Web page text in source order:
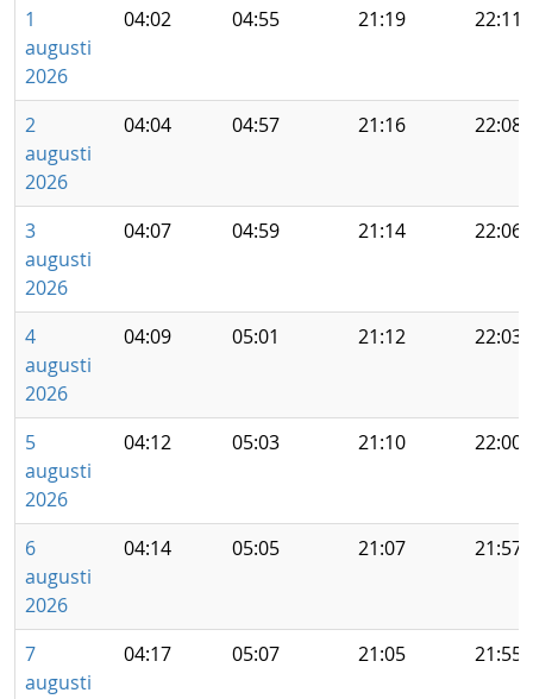
1
augusti
2026
04:02 04:55 21:19 22:11
2
augusti
2026
04:04 04:57 21:16 22:08
3
augusti
2026
04:07 04:59 21:14 22:06
4
augusti
2026
04:09 05:01 21:12 22:03
5
augusti
2026
04:12 05:03 21:10 22:00
6
augusti
2026
04:14 05:05 21:07 21:57
7
augusti
04:17 05:07 21:05 21:55